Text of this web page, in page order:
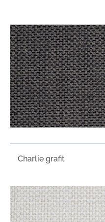
Charlie grafit